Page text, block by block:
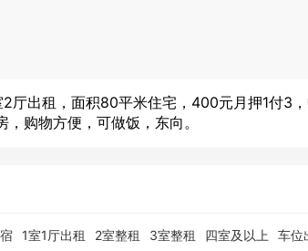
厅出租，面积80平米住宅，400元月押1付3
购物方便，可做饭，东向。
1室1厅出租 2室整租 3室整租 四室及以上 车位